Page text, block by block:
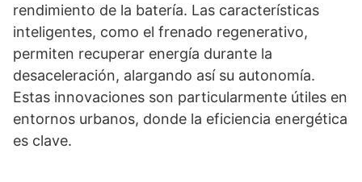
rendimiento de la batería. Las características
inteligentes, como el frenado regenerativo,
permiten recuperar energía durante la
desaceleración, alargando así su autonomía.
Estas innovaciones son particularmente útiles en
entornos urbanos, donde la eficiencia energética
es clave.